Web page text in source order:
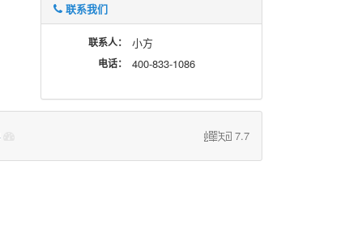
联系我们
联系人： 小方
电话： 400-833-1086
7.7